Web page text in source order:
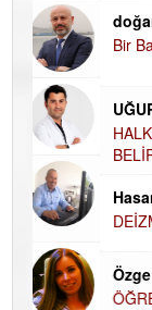
doğan
Bir Başka
UĞUR
HALKIN
BELİRLENDİ…
Hasan Vehbi
DEİZM-
Özge CERRAH
ÖĞRENECEK